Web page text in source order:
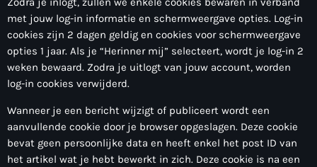
met jouw log-in informatie en schermweergave opties. Log-in
cookies zijn 2 dagen geldig en cookies voor schermweergave
opties 1 jaar. Als je “Herinner mij” selecteert, wordt je log-in 2
weken bewaard. Zodra je uitlogt van jouw account, worden
log-in cookies verwijderd.
Wanneer je een bericht wijzigt of publiceert wordt een
aanvullende cookie door je browser opgeslagen. Deze cookie
bevat geen persoonlijke data en heeft enkel het post ID van
het artikel wat je hebt bewerkt in zich. Deze cookie is na een